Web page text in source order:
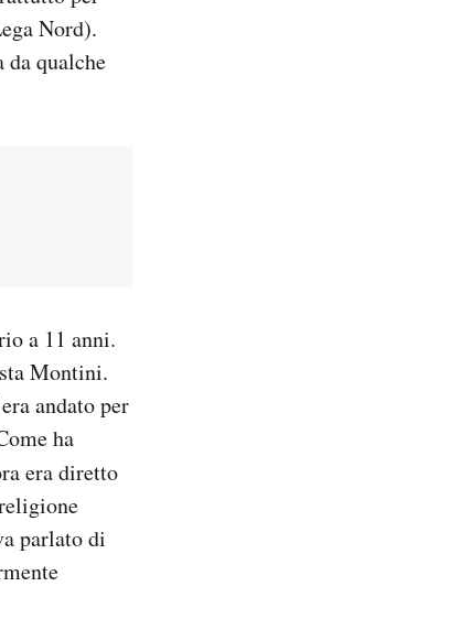
Nord).
da qualche
a 11 anni.
Montini.
andato per
ha
era diretto
parlato di